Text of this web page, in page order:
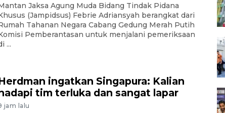
Jaksa Agung Muda Bidang Tindak Pidana
(Jampidsus) Febrie Adriansyah berangkat dari
Tahanan Negara Cabang Gedung Merah Putih
Pemberantasan untuk menjalani pemeriksaan
...
ingatkan Singapura: Kalian
tim terluka dan sangat lapar
jam lalu